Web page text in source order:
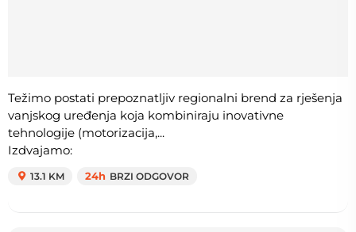
Težimo postati prepoznatljiv regionalni brend za rješenja
vanjskog uređenja koja kombiniraju inovativne
tehnologije (motorizacija,...
Izdvajamo:
13.1 KM 24h BRZI ODGOVOR